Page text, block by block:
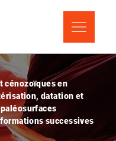
cénozoïques en
datation et
successives